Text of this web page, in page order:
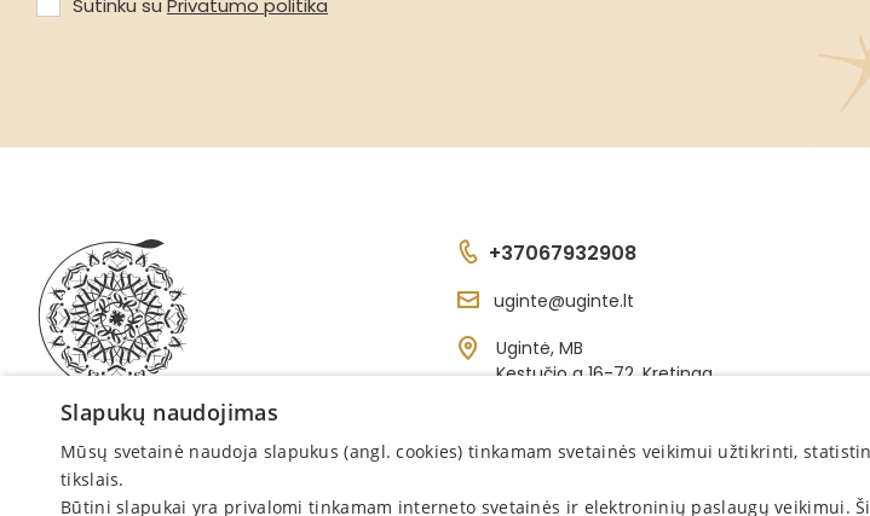
Sutinku su Privatumo politika
+37067932908
uginte@uginte.lt
Ugintė, MB
Kęstučio g 16-72, Kretinga
Slapukų naudojimas
Mūsų svetainė naudoja slapukus (angl. cookies) tinkamam svetainės veikimui užtikrinti,
tikslais.
Būtini slapukai yra privalomi tinkamam interneto svetainės ir elektroninių paslaugų veikimui.